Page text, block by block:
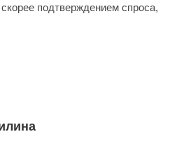
подтверждением спроса,